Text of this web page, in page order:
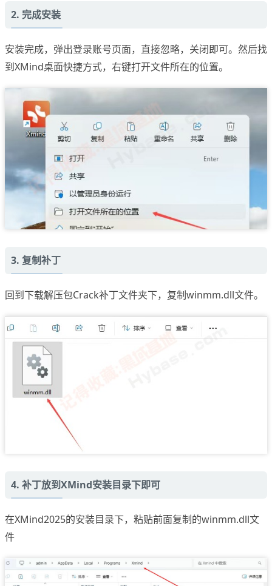
2. 完成安装
安装完成，弹出登录账号页面，直接忽略，关闭即可。然后找
到XMind桌面快捷方式，右键打开文件所在的位置。
3. 复制补丁
回到下载解压包Crack补丁文件夹下，复制winmm.dll文件。
4. 补丁放到XMind安装目录下即可
在XMind2025的安装目录下，粘贴前面复制的winmm.dll文
件